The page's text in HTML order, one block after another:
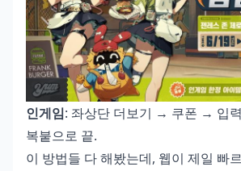
인게임: 좌상단 더보기 → 쿠폰 → 입
복붙으로 끝.
이 방법들 다 해봤는데, 웹이 제일 빠